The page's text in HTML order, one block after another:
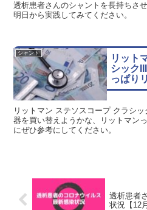
透析患者さんのシャントを長持ちさ
明日から実践してみてください。
シャント
リット
シック
っぱり
リットマン ステソスコープ クラシ
器を買い替えようかな、リットマン
にぜひ参考にしてください。
透析患者
状況【12